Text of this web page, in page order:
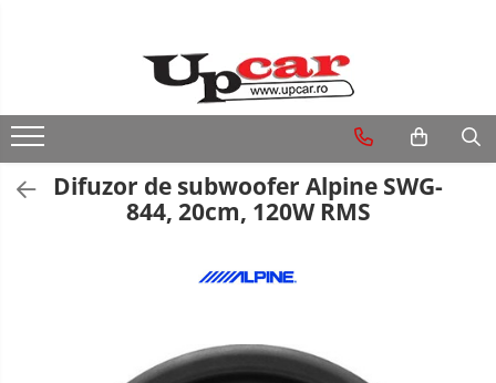
Electrice si Electronice
Electrocasnice Mici
Difuzor de subwoofer Alpine SWG-
844, 20cm, 120W RMS